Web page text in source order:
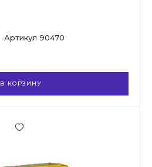
Артикул 90470
В КОРЗИНУ